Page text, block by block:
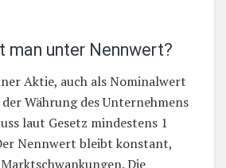
man unter Nennwert?
Aktie, auch als Nominalwert
Währung des Unternehmens
laut Gesetz mindestens 1
Nennwert bleibt konstant,
Die